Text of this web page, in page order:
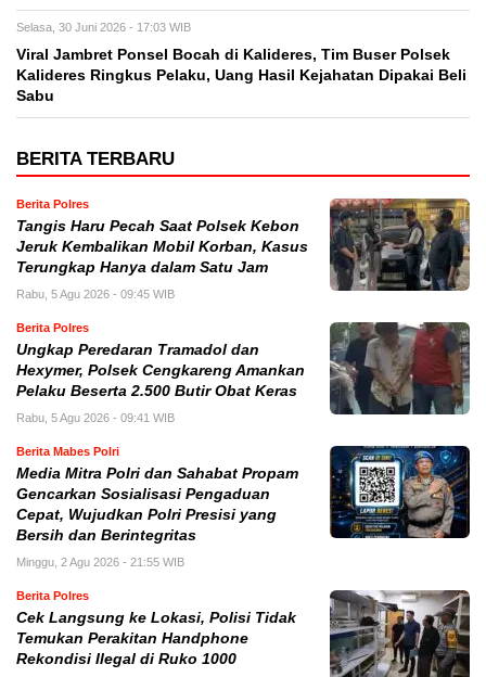
Selasa, 30 Juni 2026 - 17:03 WIB
Viral Jambret Ponsel Bocah di Kalideres, Tim Buser Polsek
Kalideres Ringkus Pelaku, Uang Hasil Kejahatan Dipakai Beli
Sabu
BERITA TERBARU
Berita Polres
Tangis Haru Pecah Saat Polsek Kebon
Jeruk Kembalikan Mobil Korban, Kasus
Terungkap Hanya dalam Satu Jam
Rabu, 5 Agu 2026 - 09:45 WIB
Berita Polres
Ungkap Peredaran Tramadol dan
Hexymer, Polsek Cengkareng Amankan
Pelaku Beserta 2.500 Butir Obat Keras
Rabu, 5 Agu 2026 - 09:41 WIB
Berita Mabes Polri
Media Mitra Polri dan Sahabat Propam
Gencarkan Sosialisasi Pengaduan
Cepat, Wujudkan Polri Presisi yang
Bersih dan Berintegritas
Minggu, 2 Agu 2026 - 21:55 WIB
Berita Polres
Cek Langsung ke Lokasi, Polisi Tidak
Temukan Perakitan Handphone
Rekondisi Ilegal di Ruko 1000